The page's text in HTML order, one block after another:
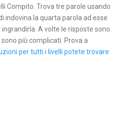
Compito. Trova tre parole usando
indovina la quarta parola ad esse
A volte le risposte sono
più complicati. Prova a
per tutti i livelli potete trovare